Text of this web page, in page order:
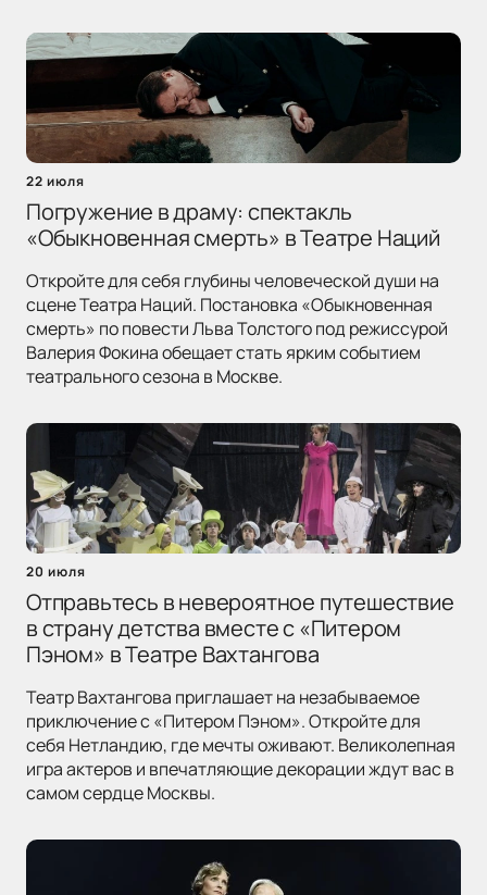
22 июля
Погружение в драму: спектакль
«Обыкновенная смерть» в Театре Наций
Откройте для себя глубины человеческой души на
сцене Театра Наций. Постановка «Обыкновенная
смерть» по повести Льва Толстого под режиссурой
Валерия Фокина обещает стать ярким событием
театрального сезона в Москве.
20 июля
Отправьтесь в невероятное путешествие
в страну детства вместе с «Питером
Пэном» в Театре Вахтангова
Театр Вахтангова приглашает на незабываемое
приключение с «Питером Пэном». Откройте для
себя Нетландию, где мечты оживают. Великолепная
игра актеров и впечатляющие декорации ждут вас в
самом сердце Москвы.